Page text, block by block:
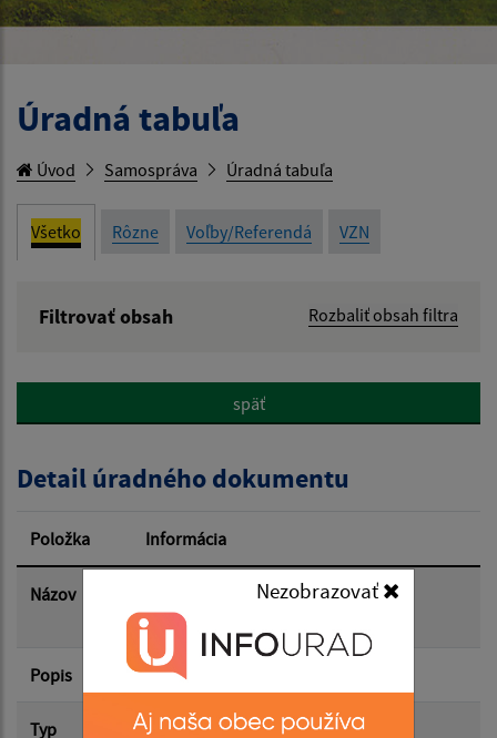
Nezobrazovať
Úradná tabuľa
Úvod Samospráva Úradná tabuľa
Všetko Rôzne Voľby/Referendá VZN
Filtrovať obsah Rozbaliť obsah filtra
Popis:
Dátum zverejnenia od:
Dátum zverejnenia do:
Filtrovať
späť
Detail úradného dokumentu
Položka Informácia
Názov
Referendum 2026 Informovanie
dotknutých osôb
Popis
Typ Rôzne